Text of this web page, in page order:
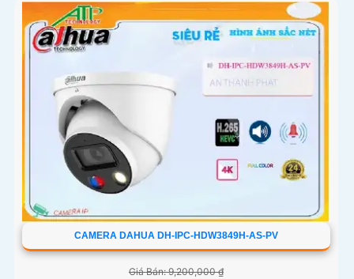
CAMERA DAHUA DH-IPC-HDW3849H-AS-PV
Giá Bán: 9,200,000 ₫